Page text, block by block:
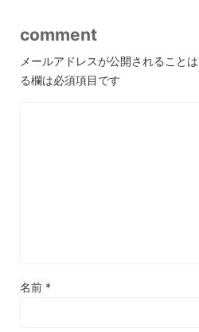
comment
メールアドレスが公開されることは
る欄は必須項目です
名前 *